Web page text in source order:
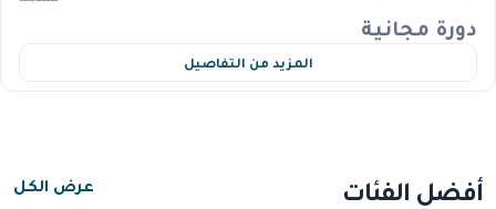
دورة مجانية
المزيد من التفاصيل
أفضل الفئات عرض الكل